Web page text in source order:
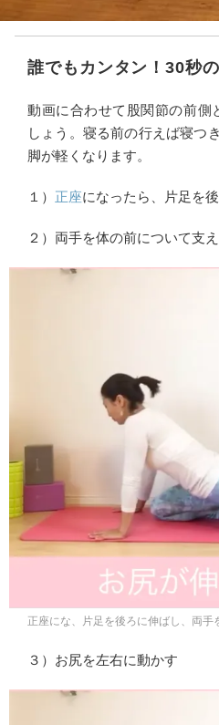
誰でもカンタン！30秒
動画に合わせて股関節の前側
しょう。寝る前の行えば寝つ
脚が軽くなります。
１） 正座になったら、片足を
２）両手を体の前について支
正座にな、片足を後ろに伸ばし、両手
３）お尻を左右に動かす